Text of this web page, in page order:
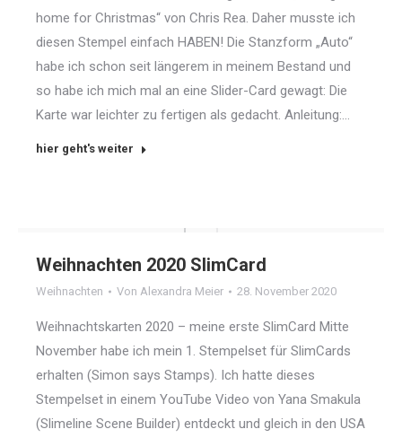
home for Christmas“ von Chris Rea. Daher musste ich
diesen Stempel einfach HABEN! Die Stanzform „Auto“
habe ich schon seit längerem in meinem Bestand und
so habe ich mich mal an eine Slider-Card gewagt: Die
Karte war leichter zu fertigen als gedacht. Anleitung:…
hier geht's weiter
Weihnachten 2020 SlimCard
Weihnachten Von Alexandra Meier 28. November 2020
Weihnachtskarten 2020 – meine erste SlimCard Mitte
November habe ich mein 1. Stempelset für SlimCards
erhalten (Simon says Stamps). Ich hatte dieses
Stempelset in einem YouTube Video von Yana Smakula
(Slimeline Scene Builder) entdeckt und gleich in den USA